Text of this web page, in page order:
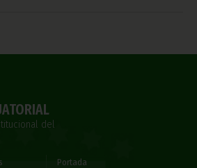
del
Portada